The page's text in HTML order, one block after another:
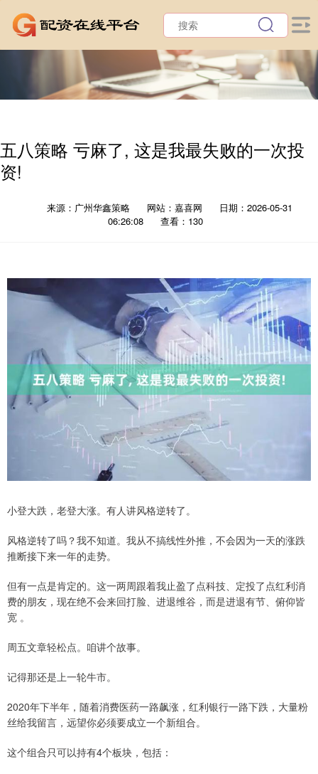
五八策略 亏麻了, 这是我最失败的一次投
资!
来源：广州华鑫策略 网站：嘉喜网
日期：2026-05-31
06:26:08
查看：130
小登大跌，老登大涨。有人讲风格逆转了。
风格逆转了吗？我不知道。我从不搞线性外推，不会因为一天的涨跌
推断接下来一年的走势。
但有一点是肯定的。这一两周跟着我止盈了点科技、定投了点红利消
费的朋友，现在绝不会来回打脸、进退维谷，而是进退有节、俯仰皆
宽 。
周五文章轻松点。咱讲个故事。
记得那还是上一轮牛市。
2020年下半年，随着消费医药一路飙涨，红利银行一路下跌，大量粉
丝给我留言，远望你必须要成立一个新组合。
这个组合只可以持有4个板块，包括：